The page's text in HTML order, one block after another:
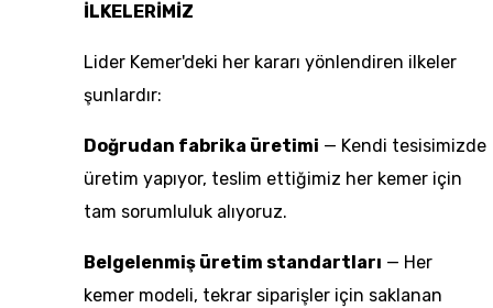
İLKELERİMİZ
Lider Kemer'deki her kararı yönlendiren ilkeler
şunlardır:
Doğrudan fabrika üretimi — Kendi tesisimizde
üretim yapıyor, teslim ettiğimiz her kemer için
tam sorumluluk alıyoruz.
Belgelenmiş üretim standartları — Her
kemer modeli, tekrar siparişler için saklanan